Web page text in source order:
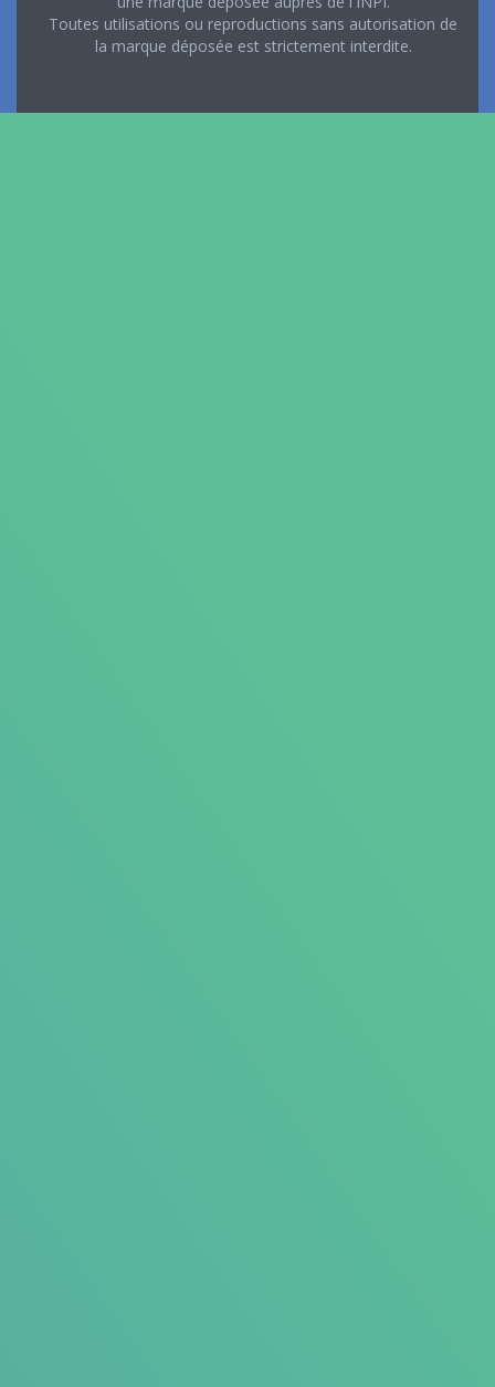
Toutes utilisations ou reproductions sans autorisation de
la marque déposée est strictement interdite.